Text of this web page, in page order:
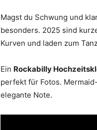
Magst du Schwung und
besonders. 2025 sind
Kurven und laden zum
Ein Rockabilly
perfekt für Fotos.
elegante Note.